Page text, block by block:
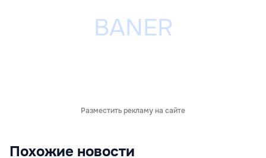
Разместить рекламу на сайте
Похожие новости